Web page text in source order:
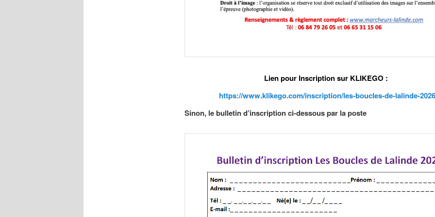
Lien pour Inscription sur KLIKEGO :
https://www.klikego.com/inscription/les-boucles-de-lalinde-2026
Sinon, le bulletin d’inscription ci-dessous par la poste